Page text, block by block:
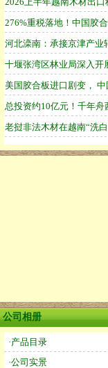
公司相册
·产品目录
·公司实景